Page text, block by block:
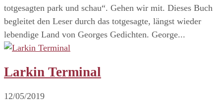
totgesagten park und schau“. Gehen wir mit. Dieses Buch
begleitet den Leser durch das totgesagte, längst wieder
lebendige Land von Georges Gedichten. George...
Larkin Terminal
12/05/2019